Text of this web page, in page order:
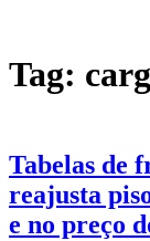
Tag:
Tabelas de
reajusta
e no preço